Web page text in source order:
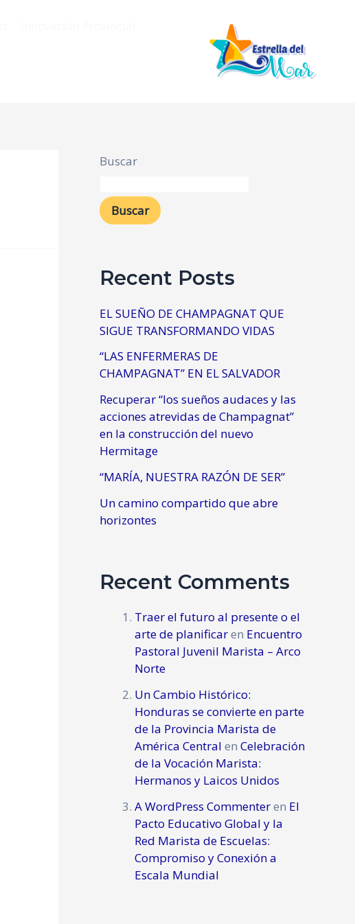
Buscar
Buscar
Recent Posts
EL SUEÑO DE CHAMPAGNAT QUE
SIGUE TRANSFORMANDO VIDAS
“LAS ENFERMERAS DE
CHAMPAGNAT” EN EL SALVADOR
Recuperar “los sueños audaces y las
acciones atrevidas de Champagnat”
en la construcción del nuevo
Hermitage
“MARÍA, NUESTRA RAZÓN DE SER”
Un camino compartido que abre
horizontes
Recent Comments
Traer el futuro al presente o el
arte de planificaren Encuentro
Pastoral Juvenil Marista – Arco
Norte
Un Cambio Histórico:
Honduras se convierte en parte
de la Provincia Marista de
América Central en Celebración
de la Vocación Marista:
Hermanos y Laicos Unidos
A WordPress Commenteren El
Pacto Educativo Global y la
Red Marista de Escuelas:
Compromiso y Conexión a
Escala Mundial